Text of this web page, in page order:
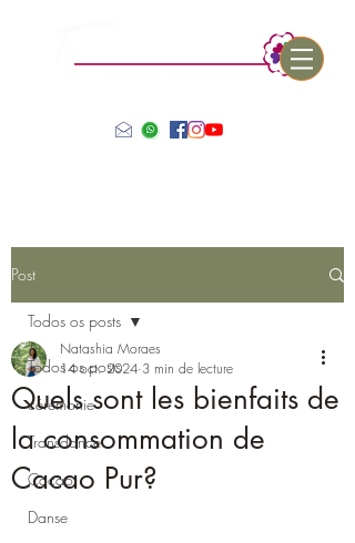
Post
Todos os posts
cérémonie
Transdance
Cacao
Danse
Todos os posts
Quels sont les bienfaits de
la consommation de
Cacao Pur?
Natashia Moraes
14 oct. 2024 3 min de lecture